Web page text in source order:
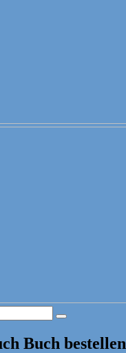
Suche
Buch bestellen